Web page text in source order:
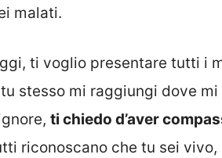
malati.
ti voglio presentare tutti i
stesso mi raggiungi dove mi
ti chiedo d’aver
riconoscano che tu sei